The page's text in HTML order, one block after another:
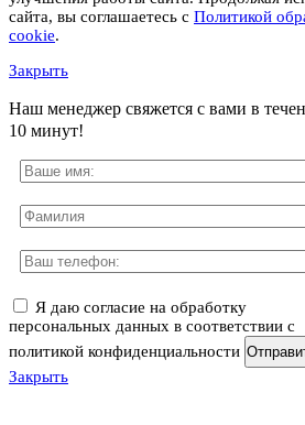
сайта, вы соглашаетесь с Политикой
cookie.
Закрыть
Наш менеджер свяжется с вами в
10 минут!
Я даю согласие на обработку
персональных данных в соответствии с
политикой конфиденциальности
Закрыть